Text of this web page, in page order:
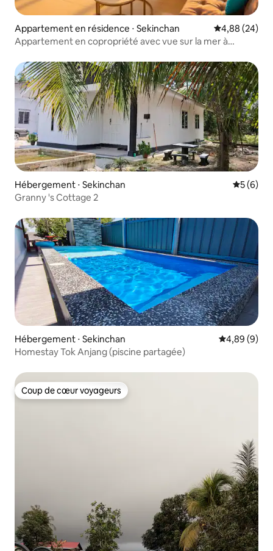
Appartement en résidence ⋅ Sekinchan Évaluation
4,88 (24)
Appartement en copropriété avec vue sur la mer à
Hébergement ⋅ Sekinchan
5 (6)
Granny 's Cottage 2
Hébergement ⋅ Sekinchan Évaluation
4,89 (9)
Homestay Tok Anjang (piscine partagée)
Coup de cœur voyageurs
Coup de cœur voyageurs